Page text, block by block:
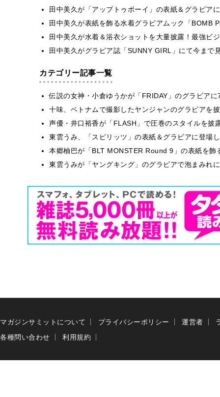
田中美久が「アップトゥボーイ」の表紙＆グラビア
田中美久が表紙を飾る水着グラビアムック「BOMB
田中美久が水着＆浴衣ショットを大量披露！最強ビ
田中美久がグラビア誌「SUNNY GIRL」にて今まで
カテゴリー記事一覧
伝説の女神・小倉ゆうかが「FRIDAY」のグラビア
十味、ベトナムで撮影したヤンジャンのグラビアを
声優・井口裕香が「FLASH」で圧巻のスタイルを
東雲うみ、「スピリッツ」の表紙＆グラビアに登場
本郷柚巴が「BLT MONSTER Round 9」の表紙を
東雲うみが「ヤングキング」のグラビアで泡まみれ
マガジンサミットについて プライバシーポリシー 運営者
各種問い合わせ
利用規約